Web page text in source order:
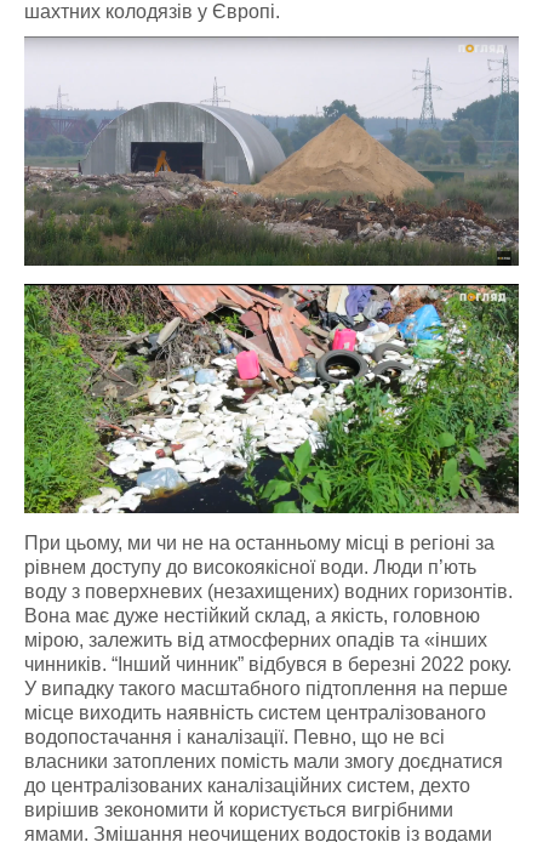
шахтних колодязів у Європі.
При цьому, ми чи не на останньому місці в регіоні за
рівнем доступу до високоякісної води. Люди п’ють
воду з поверхневих (незахищених) водних горизонтів.
Вона має дуже нестійкий склад, а якість, головною
мірою, залежить від атмосферних опадів та «інших
чинників. “Інший чинник” відбувся в березні 2022 року.
У випадку такого масштабного підтоплення на перше
місце виходить наявність систем централізованого
водопостачання і каналізації. Певно, що не всі
власники затоплених помість мали змогу доєднатися
до централізованих каналізаційних систем, дехто
вирішив зекономити й користується вигрібними
ямами. Змішання неочищених водостоків із водами